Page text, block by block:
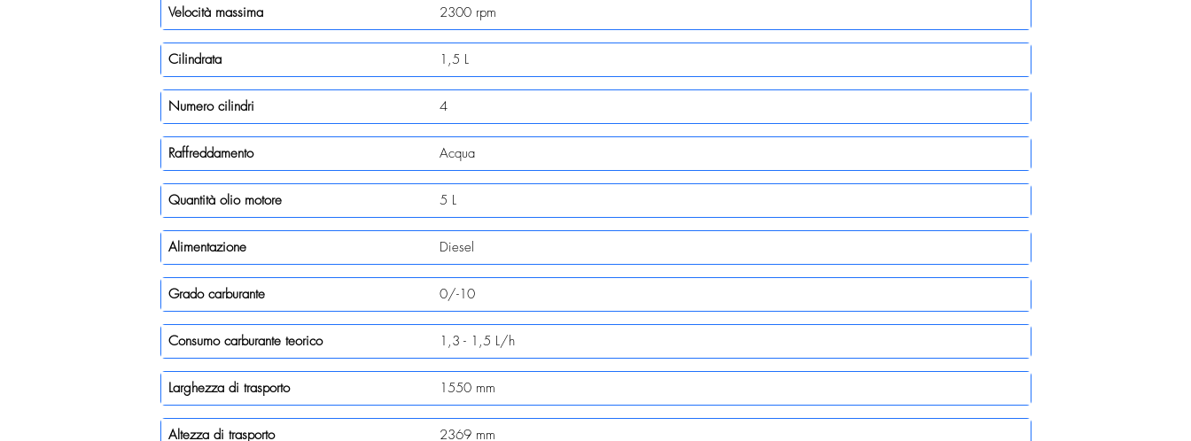
Velocità massima 2300 rpm
Cilindrata 1,5 L
Numero cilindri 4
Raffreddamento Acqua
Quantità olio motore 5 L
Alimentazione Diesel
Grado carburante 0/-10
Consumo carburante teorico 1,3 - 1,5 L/h
Larghezza di trasporto 1550 mm
Altezza di trasporto 2369 mm